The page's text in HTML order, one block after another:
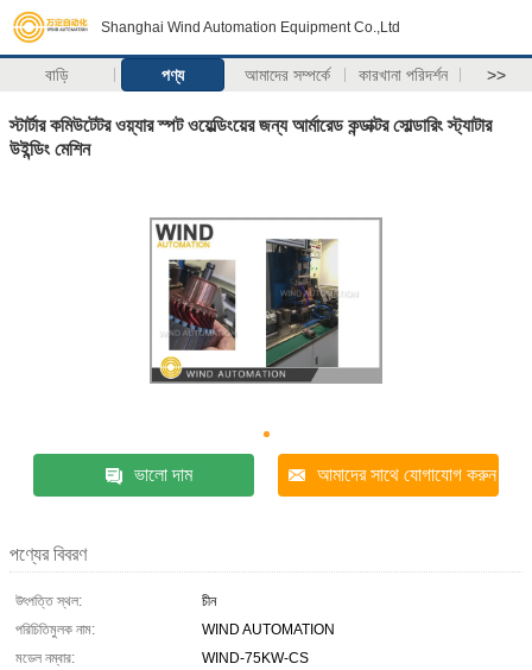
Shanghai Wind Automation Equipment Co.,Ltd
বাড়ি পণ্য আমাদের সম্পর্কে কারখানা পরিদর্শন >>
স্টার্টার কমিউটেটর ওয়্যার স্পট ওয়েল্ডিংয়ের জন্য আর্মারেড কন্ডাক্টর সোল্ডারিং স্ট্যাটার
উইন্ডিং মেশিন
ভালো দাম আমাদের সাথে যোগাযোগ করুন
পণ্যের বিবরণ
উৎপত্তি স্থল:
চীন
পরিচিতিমুলক নাম:
WIND AUTOMATION
মডেল নম্বার:
WIND-75KW-CS